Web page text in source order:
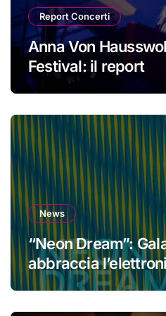
Report Concerti
Anna Von
Festival: il report
News
“Neon Dream”:
abbraccia
perdere la propria